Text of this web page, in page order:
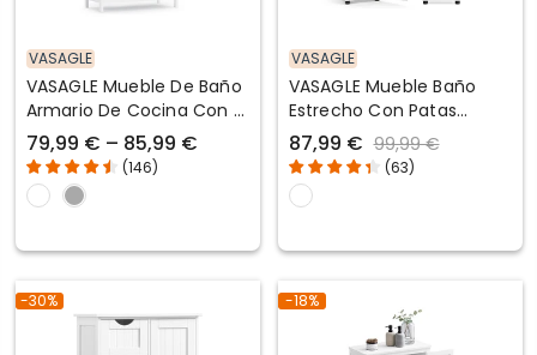
VASAGLE
VASAGLE Mueble De Baño
Armario De Cocina Con 4
Puertas Estantes
Regulables
79,99 € – 85,99 €
(146)
VASAGLE
VASAGLE Mueble Baño
Estrecho Con Patas
Blanco Nube
87,99 € 99,99 €
(63)
-30% -18%